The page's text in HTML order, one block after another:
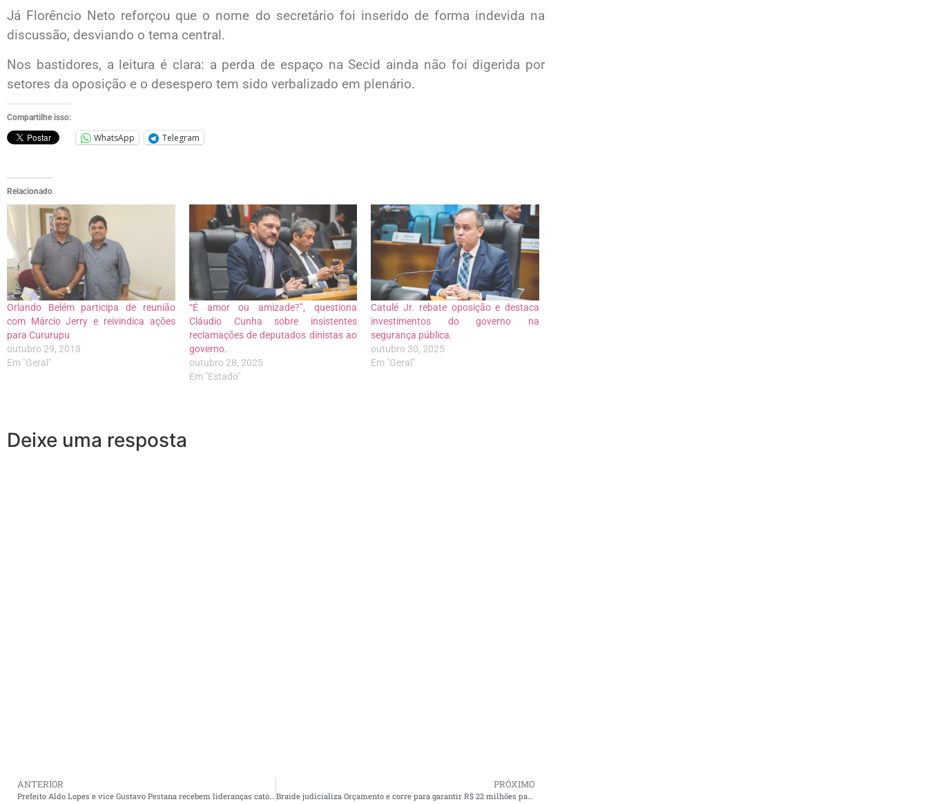
Já Florêncio Neto reforçou que o nome do secretário foi inserido de forma indevida na
discussão, desviando o tema central.
Nos bastidores, a leitura é clara: a perda de espaço na Secid ainda não foi digerida por
setores da oposição e o desespero tem sido verbalizado em plenário.
Compartilhe isso:
WhatsApp Telegram
Relacionado
Orlando Belém participa de reunião
com Márcio Jerry e reivindica ações
para Cururupu
outubro 29, 2018
Em "Geral"
“É amor ou amizade?”, questiona
Cláudio Cunha sobre insistentes
reclamações de deputados dinistas ao
governo.
outubro 28, 2025
Em "Estado"
Catulé Jr. rebate oposição e destaca
investimentos do governo na
segurança pública.
outubro 30, 2025
Em "Geral"
Deixe uma resposta
ANTERIOR
Prefeito Aldo Lopes e vice Gustavo Pestana recebem lideranças católicas de Cururupu em encontro institucional.
PRÓXIMO
Braide judicializa Orçamento e corre para garantir R$ 22 milhões para o Carnaval enquanto Saúde espera.